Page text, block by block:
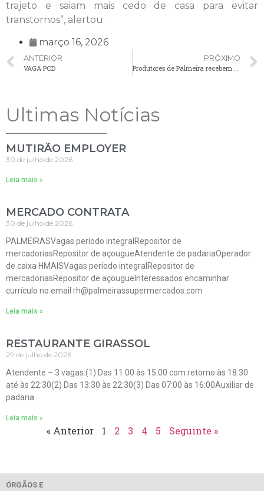
trajeto e saiam mais cedo de casa para evitar
transtornos”, alertou.
março 16, 2026
ANTERIOR
VAGA PCD
PRÓXIMO
Produtores de Palmeira recebem Selo Arte pela primeira vez
Ultimas Notícias
MUTIRÃO EMPLOYER
30 de julho de 2026
Leia mais »
MERCADO CONTRATA
30 de julho de 2026
PALMEIRASVagas período integralRepositor de
mercadoriasRepositor de açougueAtendente de padariaOperador
de caixa HMAISVagas período integralRepositor de
mercadoriasRepositor de açougueInteressados encaminhar
currículo no email rh@palmeirassupermercados.com
Leia mais »
RESTAURANTE GIRASSOL
29 de julho de 2026
Atendente – 3 vagas:(1) Das 11:00 às 15:00 com retorno às 18:30
até às 22:30(2) Das 13:30 às 22:30(3) Das 07:00 às 16:00Auxiliar de
padaria
Leia mais »
« Anterior 1 2 3 4 5 Seguinte »
ÓRGÃOS E